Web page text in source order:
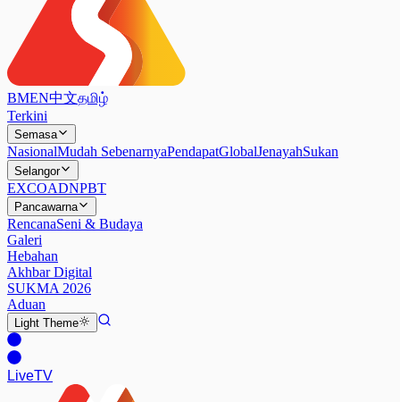
BMEN中文தமிழ்
Terkini
Semasa
NasionalMudah SebenarnyaPendapatGlobalJenayahSukan
Selangor
EXCOADNPBT
Pancawarna
RencanaSeni & Budaya
Galeri
Hebahan
Akhbar Digital
SUKMA 2026
Aduan
Light Theme
LiveTV